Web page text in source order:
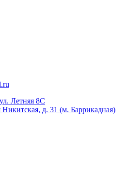
Летняя 8С
д. 31 (м. Баррикадная)